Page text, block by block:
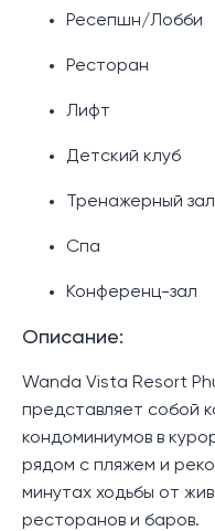
Ресепшн/Лобби
Ресторан
Лифт
Детский клуб
Тренажерный зал
Спа
Конференц-зал
Описание:
Wanda Vista Resort
представляет собой
кондоминиумов в
рядом с пляжем и
минутах ходьбы от
ресторанов и баров.